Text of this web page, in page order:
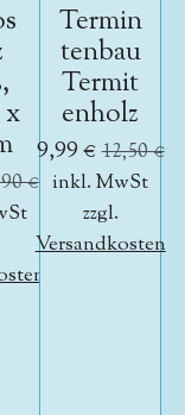
x
€
Termin
tenbau
Termit
enholz
9,99 €12,50 €
inkl. MwSt
zzgl.
Versandkosten